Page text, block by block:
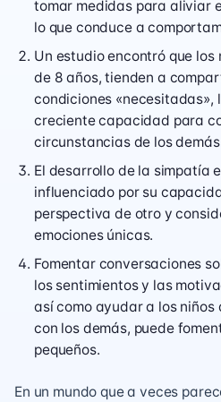
tomar medidas para aliviar
lo que conduce a
Un estudio encontró que los
de 8 años, tienden a
condiciones «necesitadas»,
creciente capacidad para
circunstancias de los
El desarrollo de la simpatía
influenciado por su
perspectiva de otro y
emociones únicas.
Fomentar conversaciones
los sentimientos y las
así como ayudar a los
con los demás, puede
pequeños.
En un mundo que a veces